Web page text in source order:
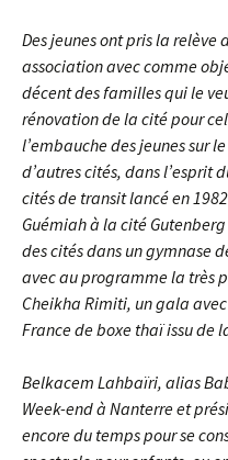
Des jeunes ont pris la relève
association avec comme
décent des familles qui le
rénovation de la cité pour
l’embauche des jeunes sur
d’autres cités, dans l’esprit
cités de transit lancé en
Guémiah à la cité
des cités dans un gymnase
avec au programme la très
Cheikha Rimiti, un gala
France de boxe thaï issu de
Belkacem Lahbaïri, alias
Week-end à Nanterre et
encore du temps pour se